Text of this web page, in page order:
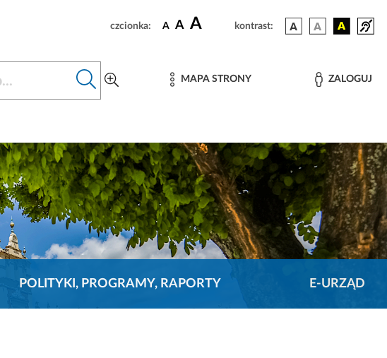
czcionka: A A A kontrast:
MAPA STRONY ZALOGUJ
POLITYKI, PROGRAMY, RAPORTY E-URZĄD